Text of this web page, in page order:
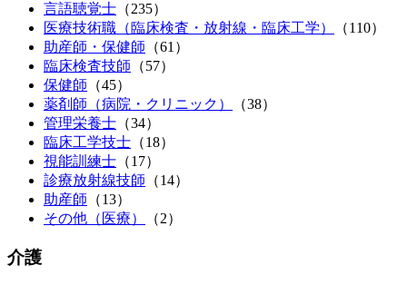
言語聴覚士 （235）
医療技術職（臨床検査・放射線・臨床工学）
（110）
助産師・保健師 （61）
臨床検査技師 （57）
保健師 （45）
薬剤師（病院・クリニック）
（38）
管理栄養士 （34）
臨床工学技士 （18）
視能訓練士 （17）
診療放射線技師 （14）
助産師 （13）
その他（医療）
（2）
介護